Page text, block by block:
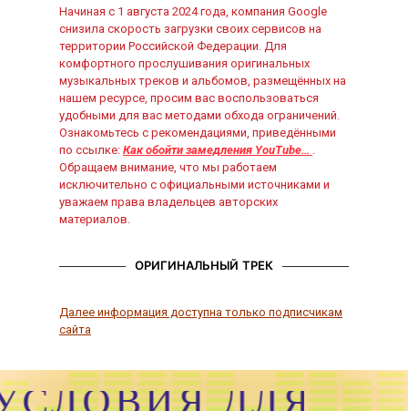
Начиная с 1 августа 2024 года, компания Google
снизила скорость загрузки своих сервисов на
территории Российской Федерации. Для
комфортного прослушивания оригинальных
музыкальных треков и альбомов, размещённых на
нашем ресурсе, просим вас воспользоваться
удобными для вас методами обхода ограничений.
Ознакомьтесь с рекомендациями, приведёнными
по ссылке: Как обойти замедления YouTube… .
Обращаем внимание, что мы работаем
исключительно с официальными источниками и
уважаем права владельцев авторских
материалов.
ОРИГИНАЛЬНЫЙ ТРЕК
Далее информация доступна только подписчикам
сайта